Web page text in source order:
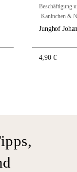
Beschäftigung
Kaninchen &
Junghof
4,90€